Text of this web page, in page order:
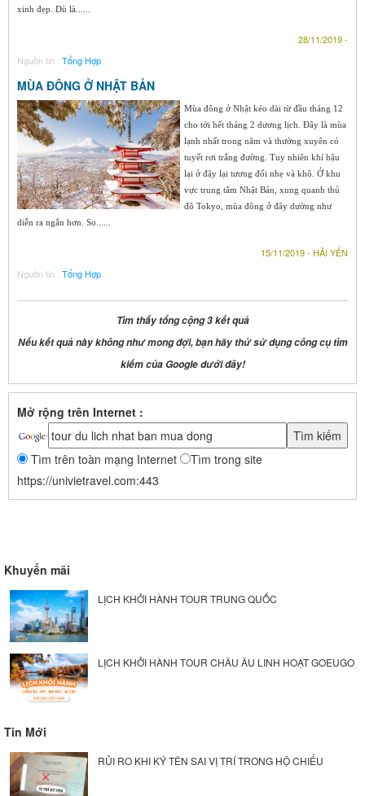
xinh đẹp. Dù là......
28/11/2019 -
Nguồn tin : Tổng Hợp
MÙA ĐÔNG Ở NHẬT BẢN
Mùa đông ở Nhật kéo dài từ đầu tháng 12
cho tới hết tháng 2 dương lịch. Đây là mùa
lạnh nhất trong năm và thường xuyên có
tuyết rơi trắng đường. Tuy nhiên khí hậu
lại ở đây lại tương đối nhẹ và khô. Ở khu
vực trung tâm Nhật Bản, xung quanh thủ
đô Tokyo, mùa đông ở đây dường như
diễn ra ngắn hơn. So......
15/11/2019 - HẢI YẾN
Nguồn tin : Tổng Hợp
Tìm thấy tổng cộng 3 kết quả
Nếu kết quả này không như mong đợi, bạn hãy thử sử dụng công cụ tìm
kiếm của Google dưới đây!
Mở rộng trên Internet :
Tìm trên toàn mạng Internet
Tìm trong site
https://univietravel.com:443
Khuyến mãi
LỊCH KHỞI HÀNH TOUR TRUNG QUỐC
LỊCH KHỞI HÀNH TOUR CHÂU ÂU LINH HOẠT GOEUGO
Tin Mới
RỦI RO KHI KÝ TÊN SAI VỊ TRÍ TRONG HỘ CHIẾU